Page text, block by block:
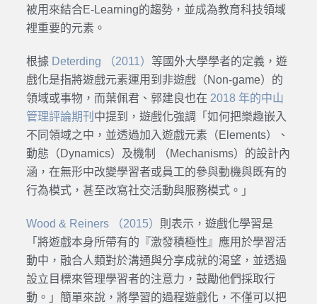
被用來結合E-Learning的趨勢，並成為教育科技領域
裡重要的元素。
根據 Deterding （2011） 等國外大學學者的定義，遊
戲化是指將遊戲元素運用到非遊戲（Non-game）的
領域或事物，而葉佩君、郭建良也在 2018 年的中山
管理評論期刊 中提到，遊戲化強調「如何把樂趣嵌入
不同領域之中，並透過加入遊戲元素（Elements）、
動態（Dynamics）及機制 （Mechanisms）的設計內
涵，在無形中改變學習者或員工的參與動機與既有的
行為模式，甚至改寫社交活動與服務模式。」
Wood & Reiners （2015） 則表示，遊戲化學習是
「將遊戲本身所帶有的『激發積極性』應用於學習活
動中，融合人類對於溝通與分享成就的渴望，並透過
設立目標來管理學習者的注意力，鼓勵他們採取行
動。」簡單來說，將學習的過程遊戲化，不僅可以把